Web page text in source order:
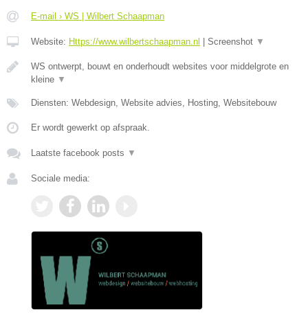
E-mail › WS | Wilbert Schaapman
Website: Https://www.wilbertschaapman.nl Screenshot ▼
WS ontwerpt, bouwt en onderhoudt websites voor middelgrote en
kleine ▼
Diensten: Webdesign, Website advies, Hosting, Websitebouw
Er wordt gewerkt op afspraak.
Laatste facebook posts ▼
Sociale media: